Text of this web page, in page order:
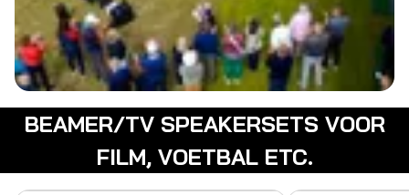
BEAMER/TV SPEAKERSETS VOOR
FILM, VOETBAL ETC.